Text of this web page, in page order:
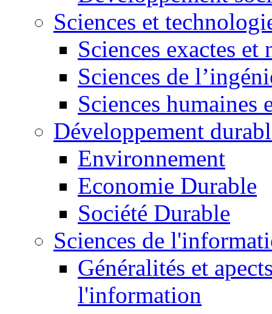
Sciences et
Sciences exactes et
Sciences de
Sciences humaines
Développement
Environnement
Economie Durable
Société Durable
Sciences de
Généralités et
l'information